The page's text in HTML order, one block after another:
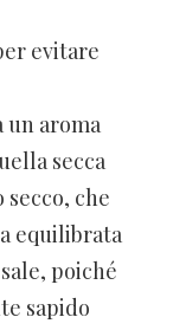
evitare
un aroma
secca
che
equilibrata
poiché
sapido